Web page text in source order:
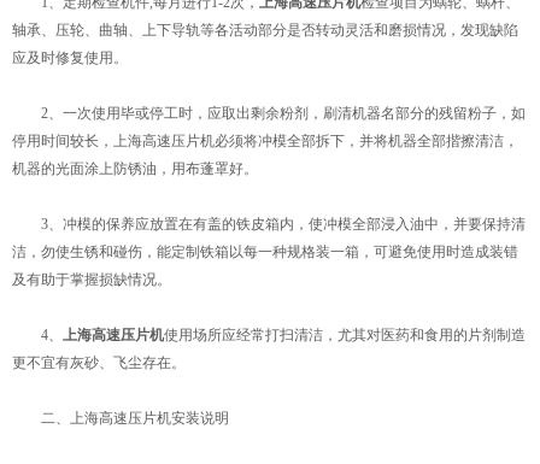
轴承、压轮、曲轴、上下导轨等各活动部分是否转动灵活和磨损情况，发现缺陷
应及时修复使用。
2、一次使用毕或停工时，应取出剩余粉剂，刷清机器名部分的残留粉子，如
停用时间较长，上海高速压片机必须将冲模全部拆下，并将机器全部揩擦清洁，
机器的光面涂上防锈油，用布蓬罩好。
3、冲模的保养应放置在有盖的铁皮箱内，使冲模全部浸入油中，并要保持清
洁，勿使生锈和碰伤，能定制铁箱以每一种规格装一箱，可避免使用时造成装错
及有助于掌握损缺情况。
4、 上海高速压片机使用场所应经常打扫清洁，尤其对医药和食用的片剂制造
更不宜有灰砂、飞尘存在。
二、上海高速压片机安装说明